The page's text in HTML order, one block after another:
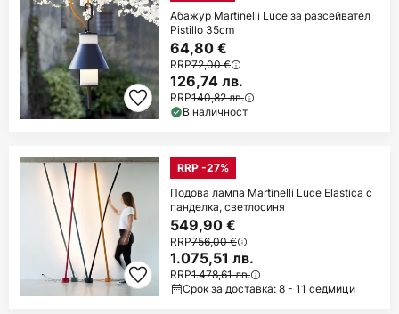
Абажур Martinelli Luce за разсейвател
Pistillo 35cm
64,80 €
RRP72,00 €
126,74 лв.
RRP140,82 лв.
В наличност
RRP -27%
Подова лампа Martinelli Luce Elastica с
панделка, светлосиня
549,90 €
RRP756,00 €
1.075,51 лв.
RRP1.478,61 лв.
Срок за доставка: 8 - 11 седмици